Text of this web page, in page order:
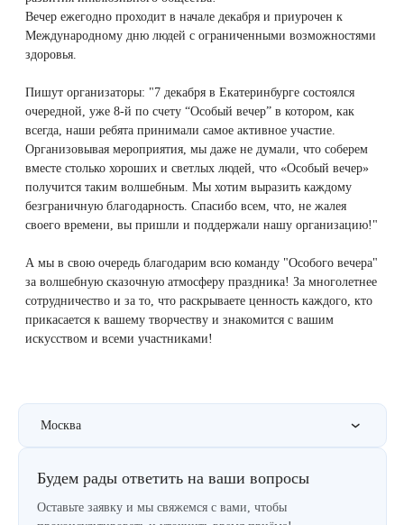
Вечер ежегодно проходит в начале декабря и приурочен к
Международному дню людей с ограниченными возможностями
здоровья.
Пишут организаторы: "7 декабря в Екатеринбурге состоялся
очередной, уже 8-й по счету “Особый вечер” в котором, как
всегда, наши ребята принимали самое активное участие.
Организовывая мероприятия, мы даже не думали, что соберем
вместе столько хороших и светлых людей, что «Особый вечер»
получится таким волшебным. Мы хотим выразить каждому
безграничную благодарность. Спасибо всем, что, не жалея
своего времени, вы пришли и поддержали нашу организацию!"
А мы в свою очередь благодарим всю команду "Особого вечера"
за волшебную сказочную атмосферу праздника! За многолетнее
сотрудничество и за то, что раскрываете ценность каждого, кто
прикасается к вашему творчеству и знакомится с вашим
искусством и всеми участниками!
Москва
Будем рады ответить на ваши вопросы
Оставьте заявку и мы свяжемся с вами, чтобы
Лечение прыщей (угревой сыпи)
Лечение гиперпигментации
Удаление веснушек
Удаление сосудистых звездочек
Удаление винного пятна
Лечение псориаза
Лазерный пилинг
Удаление рубцов
Удаление новообразований
Лазерное лечение постакне
Therapy Pulse
Фотодинамическая терапия HELEO™
Удалить носогубные складки
Удалить перманентный макияж
Удалить рубцы
Молодую и увлажнённую кожу вокруг глаз
Вылечить расширенные поры
Избавиться от комедонов на лице
Остановить выпадение волос
Восстановление здоровья волос
Сделать педикюр